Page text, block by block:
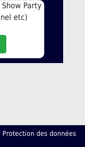
Party
etc)
Protection des données